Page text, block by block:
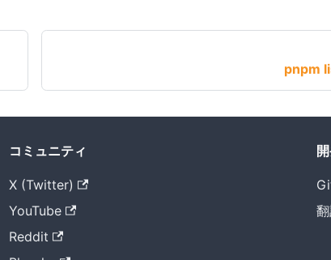
pnpm
コミュニティ
X (Twitter)
YouTube
Reddit